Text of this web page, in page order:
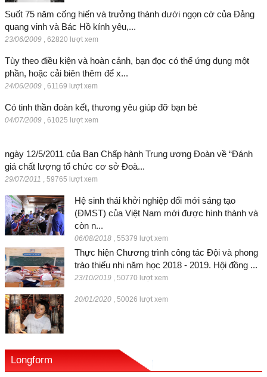
Suốt 75 năm cống hiến và trưởng thành dưới ngọn cờ của Đảng
quang vinh và Bác Hồ kính yêu,...
23/06/2009 62820 lượt xem
Tùy theo điều kiện và hoàn cảnh, bạn đọc có thể ứng dụng một
phần, hoặc cải biên thêm để x...
24/06/2009 61169 lượt xem
Có tinh thần đoàn kết, thương yêu giúp đỡ bạn bè
04/07/2009 61025 lượt xem
ngày 12/5/2011 của Ban Chấp hành Trung ương Đoàn về “Đánh
giá chất lượng tổ chức cơ sở Đoà...
29/07/2011 59765 lượt xem
Hệ sinh thái khởi nghiệp đổi mới sáng tạo
(ĐMST) của Việt Nam mới được hình thành và
còn n...
06/08/2018 55379 lượt xem
Thực hiện Chương trình công tác Đội và phong
trào thiếu nhi năm học 2018 - 2019. Hội đồng ...
23/10/2019 50770 lượt xem
20/01/2020 50026 lượt xem
Longform